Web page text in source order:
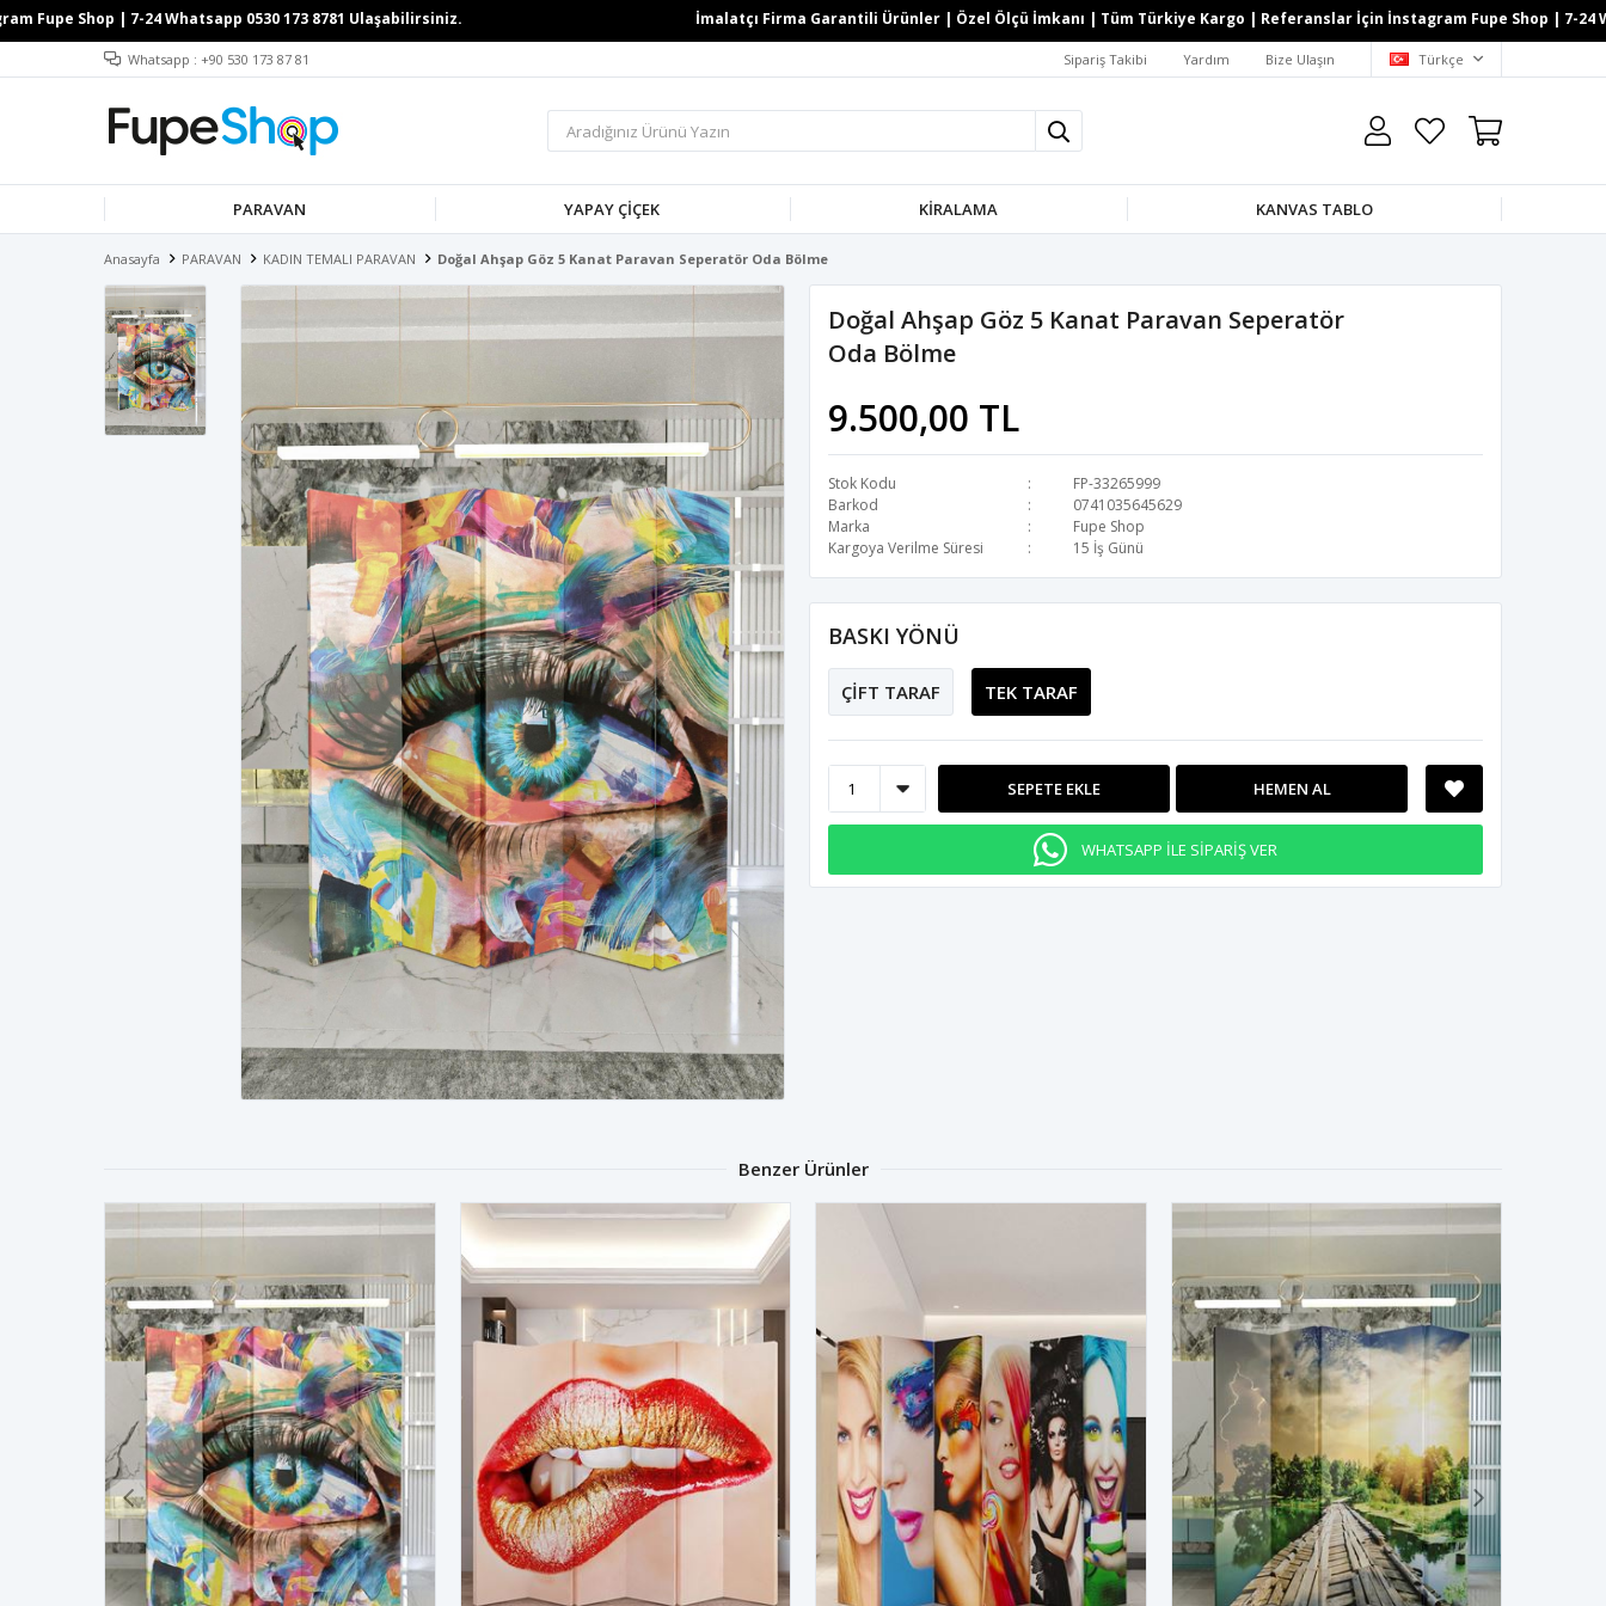
İmalatçı Firma Garantili Ürünler | Özel Ölçü İmkanı | Tüm Türkiye Kargo | Referanslar İçin İnstagram Fupe Shop | 7-24
Whatsapp : +90 530 173 87 81 Sipariş Takibi Yardım Bize Ulaşın Türkçe
PARAVAN YAPAY ÇİÇEK KİRALAMA KANVAS TABLO
Anasayfa PARAVAN KADIN TEMALI PARAVAN Doğal Ahşap Göz 5 Kanat Paravan Seperatör Oda Bölme
Doğal Ahşap Göz 5 Kanat Paravan Seperatör
Oda Bölme
9.500,00 TL
Stok Kodu
FP-33265999
Barkod
0741035645629
Marka
Fupe Shop
Kargoya Verilme Süresi
15 İş Günü
BASKI YÖNÜ
ÇİFT TARAF TEK TARAF
SEPETE EKLE HEMEN AL
WHATSAPP İLE SİPARİŞ VER
Benzer Ürünler